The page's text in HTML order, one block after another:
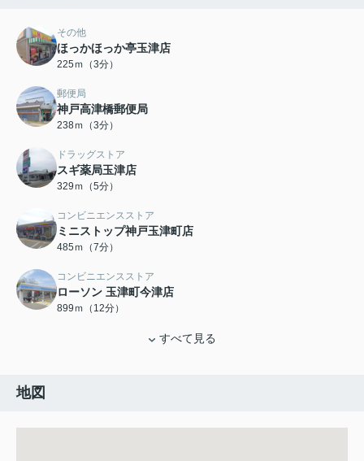
その他
ほっかほっか亭玉津店
225ｍ（3分）
郵便局
神戸高津橋郵便局
238ｍ（3分）
ドラッグストア
スギ薬局玉津店
329ｍ（5分）
コンビニエンスストア
ミニストップ神戸玉津町店
485ｍ（7分）
コンビニエンスストア
ローソン 玉津町今津店
899ｍ（12分）
すべて見る
地図